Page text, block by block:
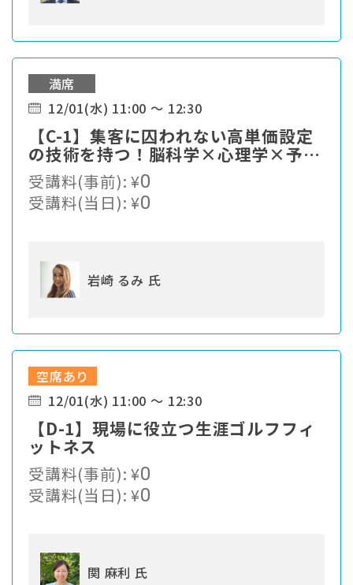
満席
12/01(水) 11:00 ～ 12:30
【C-1】集客に囚われない高単価設定
の技術を持つ！脳科学×心理学×予防
医学の 《現代フェイシャル》の新メ
ニューはこれだ！
受講料(事前):¥0
受講料(当日):¥0
岩崎 るみ 氏
空席あり
12/01(水) 11:00 ～ 12:30
【D-1】現場に役立つ生涯ゴルフフィ
ットネス
受講料(事前):¥0
受講料(当日):¥0
関 麻利 氏